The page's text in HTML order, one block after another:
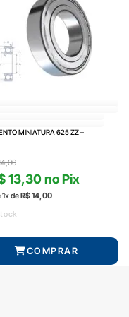
MINIATURA 625 ZZ –
1x deR$14,00
13,30 no Pix
COMPRAR